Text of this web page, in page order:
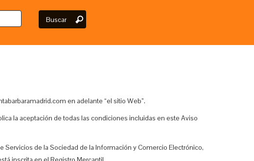
Buscar
en adelante “el sitio Web”.
la aceptación de todas las condiciones incluidas en este Aviso
de la Sociedad de la Información y Comercio Electrónico,